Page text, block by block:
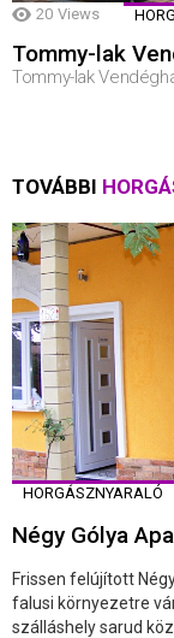
20 Views
Tommy-lak
Tommy-lak
TOVÁBBI
HORGÁSZNYARALÓ
Négy Gólya
Frissen felújított
falusi környezetre
szálláshely sarud